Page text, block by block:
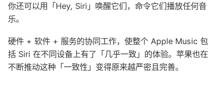
你还可以用「Hey, Siri」唤醒它们，命令它们播放任何音
乐。
硬件 + 软件 + 服务的协同工作，使整个 Apple Music 包
括 Siri 在不同设备上有了「几乎一致」的体验。苹果也在
不断推动这种「一致性」变得原来越严密且完善。